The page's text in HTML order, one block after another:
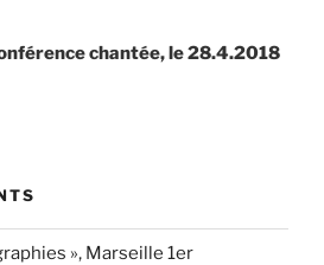
chantée, le 28.4.2018
», Marseille 1er